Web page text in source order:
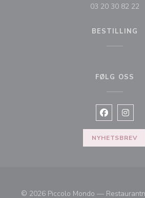
03 20 30 82 22
BESTILLING
FØLG OSS
Facebook
NYHETSBREV
© 2026 Piccolo Mondo —